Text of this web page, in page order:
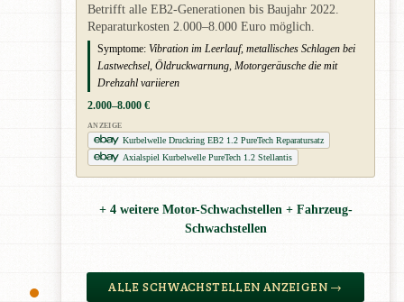
Betrifft alle EB2-Generationen bis Baujahr 2022.
Reparaturkosten 2.000–8.000 Euro möglich.
Symptome: Vibration im Leerlauf, metallisches Schlagen bei
Lastwechsel, Öldruckwarnung, Motorgeräusche die mit
Drehzahl variieren
2.000–8.000 €
ANZEIGE
Kurbelwelle Druckring EB2 1.2 PureTech Reparatursatz
Axialspiel Kurbelwelle PureTech 1.2 Stellantis
+ 4 weitere Motor-Schwachstellen + Fahrzeug-
Schwachstellen
ALLE SCHWACHSTELLEN ANZEIGEN →